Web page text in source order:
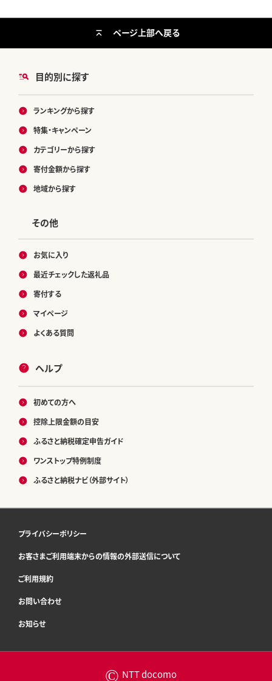
目的別に探す
ランキングから探す
特集・キャンペーン
カテゴリーから探す
寄付金額から探す
地域から探す
その他
お気に入り
最近チェックした返礼品
寄付する
マイページ
よくある質問
ヘルプ
初めての方へ
控除上限金額の目安
ふるさと納税確定申告ガイド
ワンストップ特例制度
ふるさと納税ナビ（外部サイト）
ページ上部へ戻る
プライバシーポリシー
お客さまご利用端末からの情報の外部送信について
ご利用規約
お問い合わせ
お知らせ
© NTT docomo